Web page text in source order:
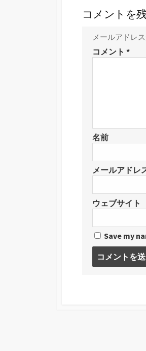
コメントを
メールアドレ
コメント *
名前
メールアドレ
ウェブサイト
Save my